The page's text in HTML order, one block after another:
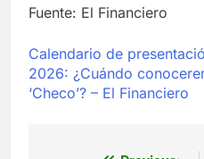
Fuente: El Financiero
Calendario de
2026: ¿Cuándo
‘Checo’? – El Financiero